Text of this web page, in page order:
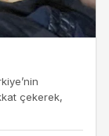
çekerek,